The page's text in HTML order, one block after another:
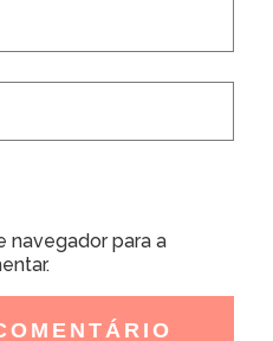
navegador para a